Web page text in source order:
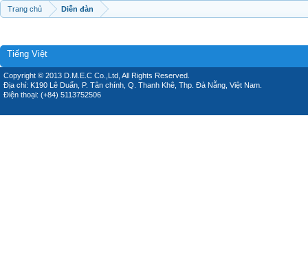
Trang chủ Diễn đàn
Tiếng Việt
Copyright © 2013 D.M.E.C Co.,Ltd, All Rights Reserved.
Địa chỉ: K190 Lê Duẩn, P. Tân chính, Q. Thanh Khê, Thp. Đà Nẵng, Việt Nam.
Điện thoại: (+84) 5113752506